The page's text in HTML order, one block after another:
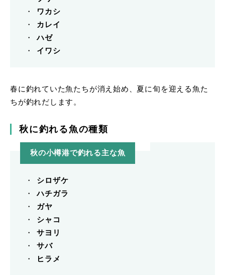
ワカシ
カレイ
ハゼ
イワシ
春に釣れていた魚たちが消え始め、夏に旬を迎える魚た
ちが釣れだします。
秋に釣れる魚の種類
秋の小樽港で釣れる主な魚
シロザケ
ハチガラ
ガヤ
シャコ
サヨリ
サバ
ヒラメ